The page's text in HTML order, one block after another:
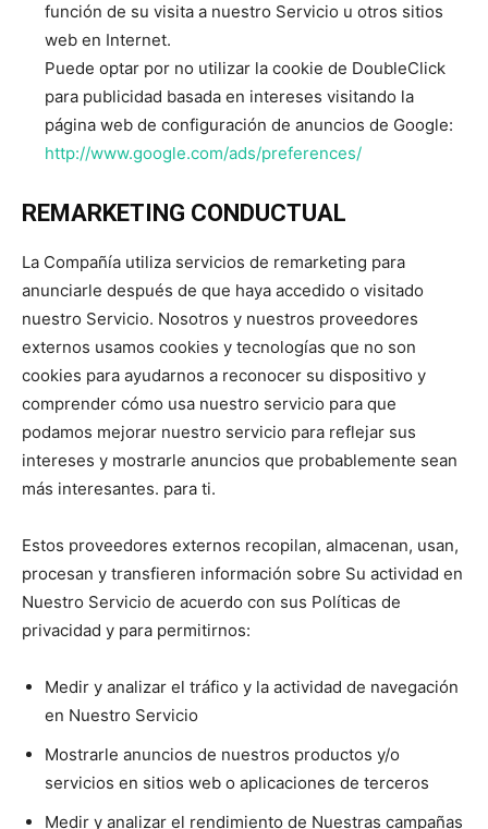
función de su visita a nuestro Servicio u otros sitios
web en Internet.
Puede optar por no utilizar la cookie de DoubleClick
para publicidad basada en intereses visitando la
página web de configuración de anuncios de Google:
http://www.google.com/ads/preferences/
REMARKETING CONDUCTUAL
La Compañía utiliza servicios de remarketing para
anunciarle después de que haya accedido o visitado
nuestro Servicio. Nosotros y nuestros proveedores
externos usamos cookies y tecnologías que no son
cookies para ayudarnos a reconocer su dispositivo y
comprender cómo usa nuestro servicio para que
podamos mejorar nuestro servicio para reflejar sus
intereses y mostrarle anuncios que probablemente sean
más interesantes. para ti.
Estos proveedores externos recopilan, almacenan, usan,
procesan y transfieren información sobre Su actividad en
Nuestro Servicio de acuerdo con sus Políticas de
privacidad y para permitirnos:
Medir y analizar el tráfico y la actividad de navegación
en Nuestro Servicio
Mostrarle anuncios de nuestros productos y/o
servicios en sitios web o aplicaciones de terceros
Medir y analizar el rendimiento de Nuestras campañas